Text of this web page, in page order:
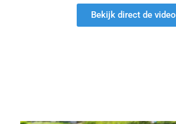
Bekijk direct de video